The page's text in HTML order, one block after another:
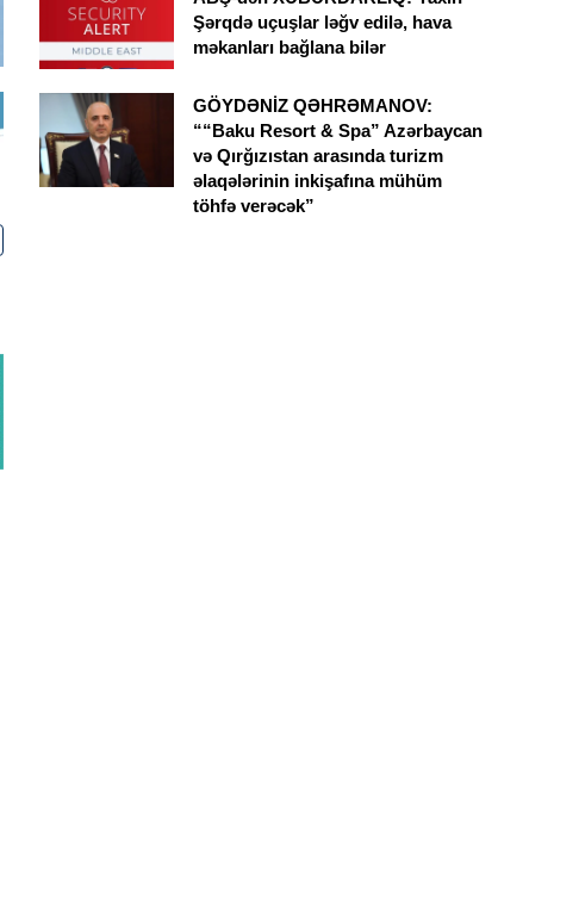
Şərqdə uçuşlar ləğv edilə, hava
məkanları bağlana bilər
GÖYDƏNİZ QƏHRƏMANOV:
““Baku Resort & Spa” Azərbaycan
və Qırğızıstan arasında turizm
əlaqələrinin inkişafına mühüm
töhfə verəcək”